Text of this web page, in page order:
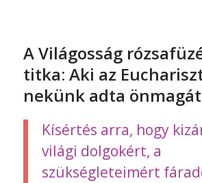
A Világosság
titka: Aki az
nekünk adta
Kísértés arra, hogy
világi dolgokért, a
szükségleteimért